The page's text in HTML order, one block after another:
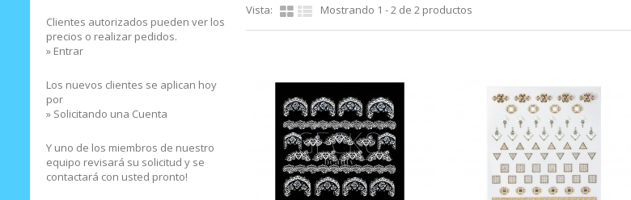
Vista: Mostrando 1 - 2 de 2 productos
Clientes autorizados pueden ver los
precios o realizar pedidos.
» Entrar
Los nuevos clientes se aplican hoy
por
» Solicitando una Cuenta
Y uno de los miembros de nuestro
equipo revisará su solicitud y se
contactará con usted pronto!